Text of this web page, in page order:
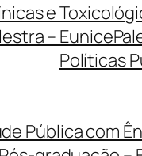
e
– Eunice
Políticas
Pública com